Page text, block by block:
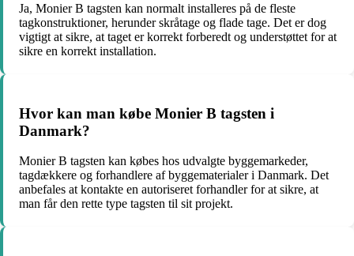
Ja, Monier B tagsten kan normalt installeres på de fleste
tagkonstruktioner, herunder skråtage og flade tage. Det er dog
vigtigt at sikre, at taget er korrekt forberedt og understøttet for at
sikre en korrekt installation.
Hvor kan man købe Monier B tagsten i
Danmark?
Monier B tagsten kan købes hos udvalgte byggemarkeder,
tagdækkere og forhandlere af byggematerialer i Danmark. Det
anbefales at kontakte en autoriseret forhandler for at sikre, at
man får den rette type tagsten til sit projekt.